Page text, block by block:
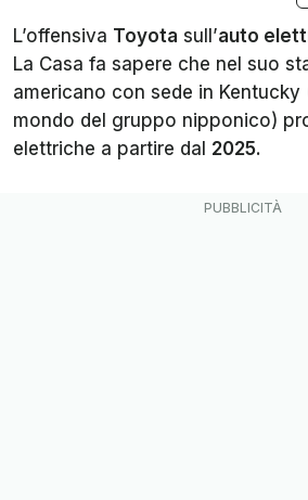
L’offensiva Toyota sull’auto
La Casa fa sapere che nel suo
americano con sede in Kentucky
mondo del gruppo nipponico)
elettriche a partire dal 2025.